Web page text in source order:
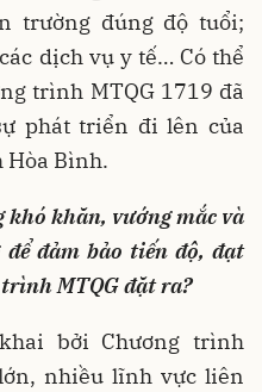
trường đúng độ tuổi;
dịch vụ y tế… Có thể
trình MTQG 1719 đã
phát triển đi lên của
Hòa Bình.
khó khăn, vướng mắc và
đảm bảo tiến độ, đạt
MTQG đặt ra?
bởi Chương trình
nhiều lĩnh vực liên